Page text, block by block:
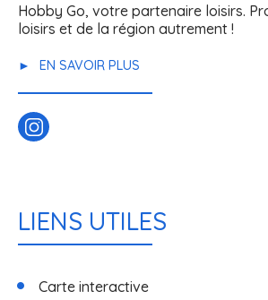
Hobby Go, votre partenaire loisirs.
loisirs et de la région autrement !
EN SAVOIR PLUS
LIENS UTILES
Carte interactive